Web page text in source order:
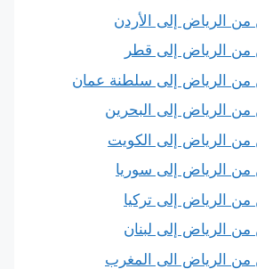
الرياض إلى الأردن
من الرياض إلى قطر
من الرياض إلى سلطنة عمان
من الرياض إلى البحرين
الرياض إلى الكويت
من الرياض إلى سوريا
الرياض إلى تركيا
من الرياض إلى لبنان
الرياض الى المغرب